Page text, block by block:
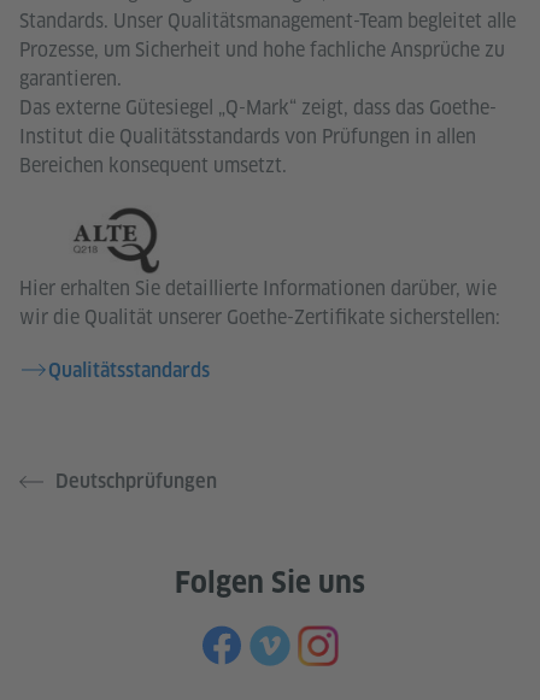
Standards. Unser Qualitätsmanagement-Team begleitet alle
Prozesse, um Sicherheit und hohe fachliche Ansprüche zu
garantieren.
Das externe Gütesiegel „Q-Mark“ zeigt, dass das Goethe-
Institut die Qualitätsstandards von Prüfungen in allen
Bereichen konsequent umsetzt.
Hier erhalten Sie detaillierte Informationen darüber, wie
wir die Qualität unserer Goethe-Zertifikate sicherstellen:
Qualitätsstandards
Deutschprüfungen
Folgen Sie uns